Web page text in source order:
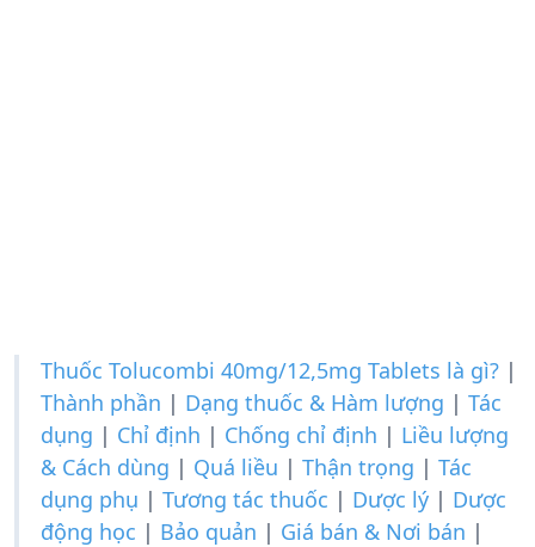
Thuốc Tolucombi 40mg/12,5mg Tablets là gì? |
Thành phần | Dạng thuốc & Hàm lượng | Tác
dụng | Chỉ định | Chống chỉ định | Liều lượng
& Cách dùng | Quá liều | Thận trọng | Tác
dụng phụ | Tương tác thuốc | Dược lý | Dược
động học | Bảo quản | Giá bán & Nơi bán |